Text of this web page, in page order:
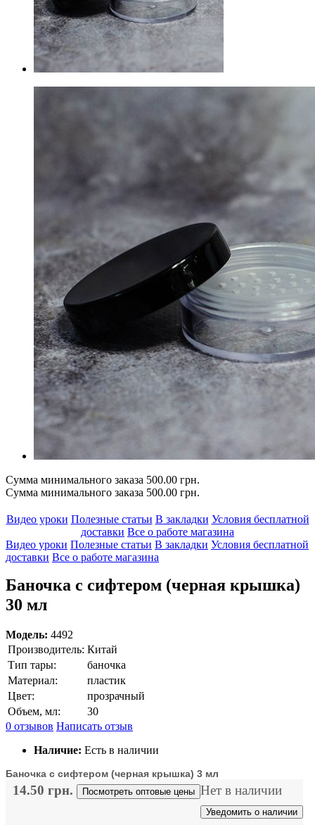
Сумма минимального заказа 500.00 грн.
Сумма минимального заказа 500.00 грн.
Видео уроки Полезные статьи В закладки Условия бесплатной
доставки Все о работе магазина
Видео уроки Полезные статьи В закладки Условия бесплатной
доставки Все о работе магазина
Баночка с сифтером (черная крышка)
30 мл
Модель: 4492
Производитель: Китай
Тип тары:
баночка
Материал:
пластик
Цвет:
прозрачный
Объем, мл:
30
0 отзывов Написать отзыв
Наличие: Есть в наличии
Баночка с сифтером (черная крышка) 3 мл
14.50 грн. Посмотреть оптовые цены Нет в наличии
Уведомить о наличии